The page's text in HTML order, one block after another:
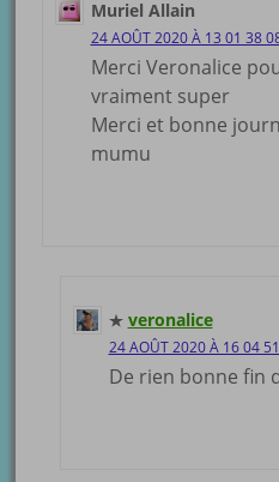
Muriel Allain
24 AOÛT 2020 À 13 01 38
Merci Veronalice
vraiment super
Merci et bonne
mumu
veronalice
24 AOÛT 2020 À 16 04
De rien bonne fin